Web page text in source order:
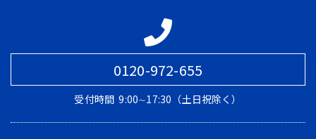
0120-972-655
受付時間 9:00∼17:30（土日祝除く）